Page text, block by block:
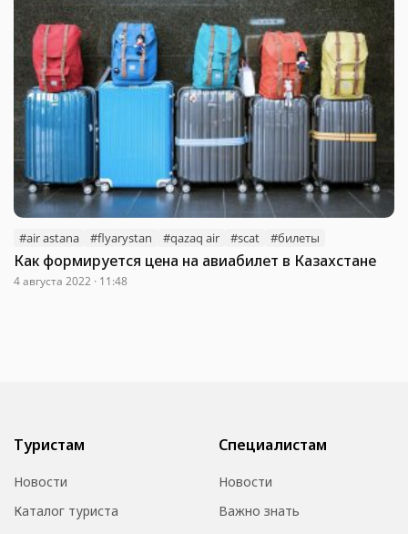
#air astana #flyarystan #qazaq air #scat #билеты
Как формируется цена на авиабилет в Казахстане
4 августа 2022 · 11:48
Туристам
Новости
Каталог туриста
Специалистам
Новости
Важно знать